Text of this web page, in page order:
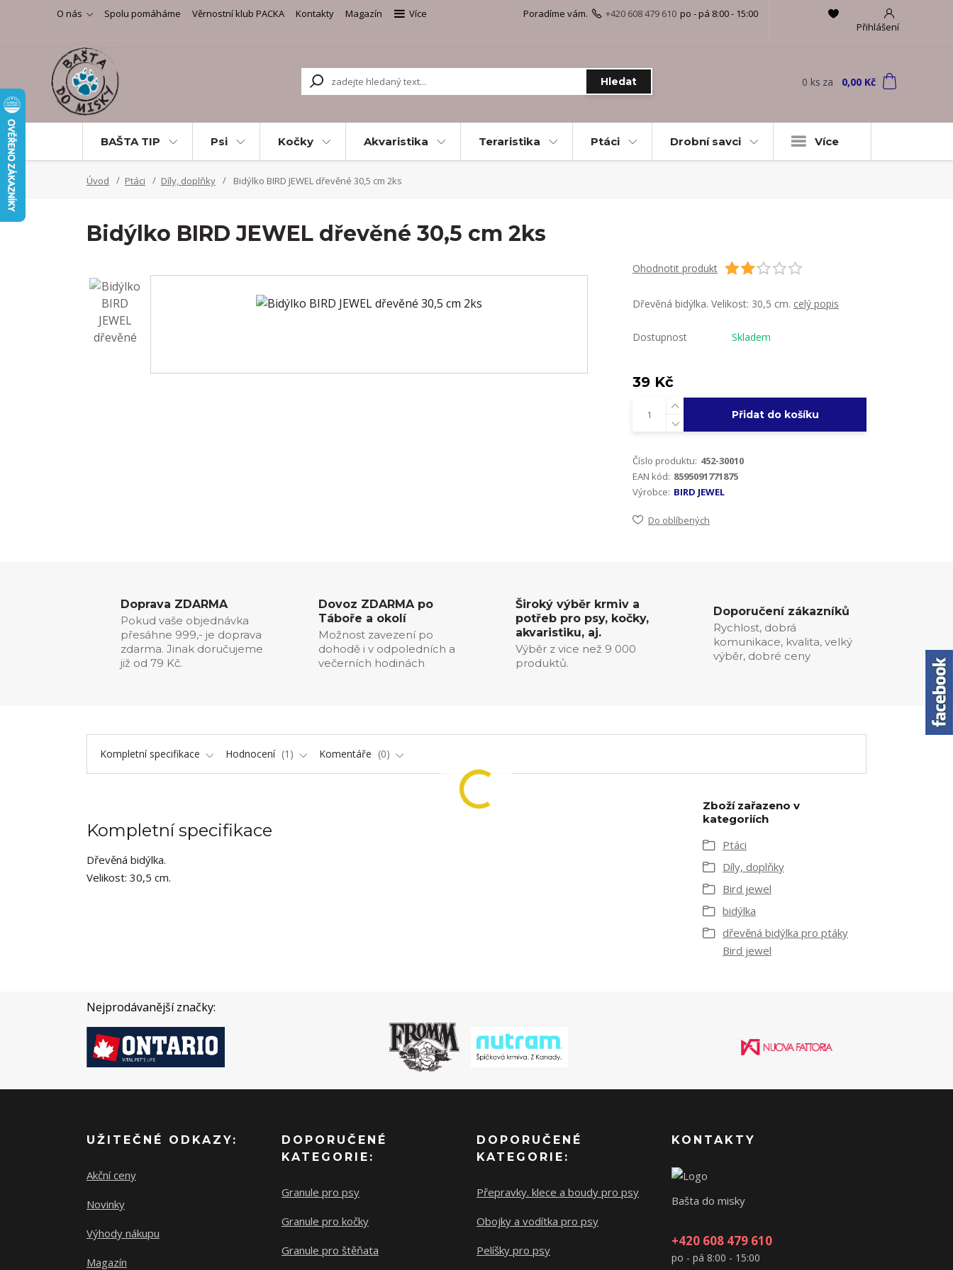
O nás Spolu pomáháme Věrnostní klub PACKA Kontakty Magazín
Více
Přihlášení
Hledat
Poradíme vám. +420 608 479 610 po - pá 8:00 - 15:00
0 ks za 0,00 Kč
BAŠTA TIP Psi Kočky Akvaristika Teraristika Ptáci Drobní savci Více
Úvod Ptáci Díly, doplňky Bidýlko BIRD JEWEL dřevěné 30,5 cm 2ks
Bidýlko BIRD JEWEL dřevěné 30,5 cm 2ks
Ohodnotit produkt
Dřevěná bidýlka. Velikost: 30,5 cm. celý popis
Dostupnost Skladem
39 Kč
Přidat do košíku
Číslo produktu: 452-30010
EAN kód: 8595091771875
Výrobce: BIRD JEWEL
Do oblíbených
Doprava ZDARMA
Pokud vaše objednávka
přesáhne 999,- je doprava
zdarma. Jinak doručujeme
již od 79 Kč.
Dovoz ZDARMA po
Táboře a okolí
Možnost zavezení po
dohodě i v odpoledních a
večerních hodinách
Široký výběr krmiv a
potřeb pro psy, kočky,
akvaristiku, aj.
Výběr z vice než 9 000
produktů.
Doporučení zákazníků
Rychlost, dobrá
komunikace, kvalita, velký
výběr, dobré ceny
Kompletní specifikace Hodnocení 1 Komentáře 0
Kompletní specifikace
Dřevěná bidýlka.
Velikost: 30,5 cm.
Zboží zařazeno v
kategoriích
Ptáci
Díly, doplňky
Bird jewel
bidýlka
dřevěná bidýlka pro ptáky
Bird jewel
Nejprodávanější značky:
UŽITEČNÉ ODKAZY:
Akční ceny
Novinky
Výhody nákupu
Magazín
DOPORUČENÉ
KATEGORIE:
Granule pro psy
Granule pro kočky
Granule pro štěňata
DOPORUČENÉ
KATEGORIE:
Přepravky. klece a boudy pro psy
Obojky a vodítka pro psy
Pelíšky pro psy
KONTAKTY
Bašta do misky
+420 608 479 610
po - pá 8:00 - 15:00